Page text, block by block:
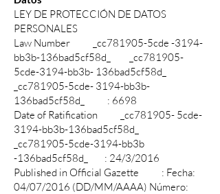
LEY DE PROTECCIÓN DE DATOS
PERSONALES
Law Number _cc781905-5cde -3194-
bb3b-136bad5cf58d_ _cc781905-
5cde-3194-bb3b- 136bad5cf58d_
_cc781905-5cde- 3194-bb3b-
136bad5cf58d_ : 6698
Date of Ratification _cc781905- 5cde-
3194-bb3b-136bad5cf58d_
_cc781905-5cde-3194-bb3b
-136bad5cf58d_ : 24/3/2016
Published in Official Gazette : Fecha:
04/07/2016 (DD/MM/AAAA) Número: